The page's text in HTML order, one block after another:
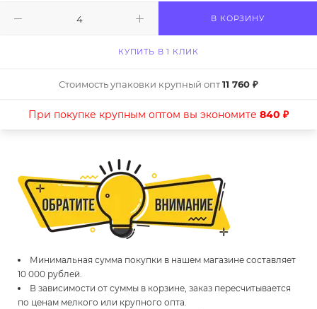
В КОРЗИНУ
КУПИТЬ В 1 КЛИК
Стоимость упаковки крупный опт11 760 ₽
При покупке крупным оптом вы экономите 840 ₽
Минимальная сумма покупки в нашем магазине составляет
10 000 рублей.
В зависимости от суммы в корзине, заказ пересчитывается
по ценам мелкого или крупного опта.